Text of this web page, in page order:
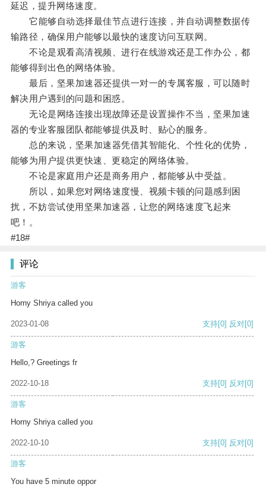
延迟，提升网络速度。
它能够自动选择最佳节点进行连接，并自动调整数据传
输路径，确保用户能够以最快的速度访问互联网。
不论是观看高清视频、进行在线游戏还是工作办公，都
能够得到出色的网络体验。
最后，坚果加速器还提供一对一的专属客服，可以随时
解决用户遇到的问题和困惑。
无论是网络连接出现故障还是设置操作不当，坚果加速
器的专业客服团队都能够提供及时、贴心的服务。
总的来说，坚果加速器凭借其智能化、个性化的优势，
能够为用户提供更快速、更稳定的网络体验。
不论是家庭用户还是商务用户，都能够从中受益。
所以，如果您对网络速度慢、视频卡顿的问题感到困
扰，不妨尝试使用坚果加速器，让您的网络速度飞起来
吧！。
#18#
评论
游客
Horny Shriya called you
2023-01-08 支持[0] 反对[0]
游客
Hello,? Greetings fr
2022-10-18 支持[0] 反对[0]
游客
Horny Shriya called you
2022-10-10 支持[0] 反对[0]
游客
You have 5 minute oppor